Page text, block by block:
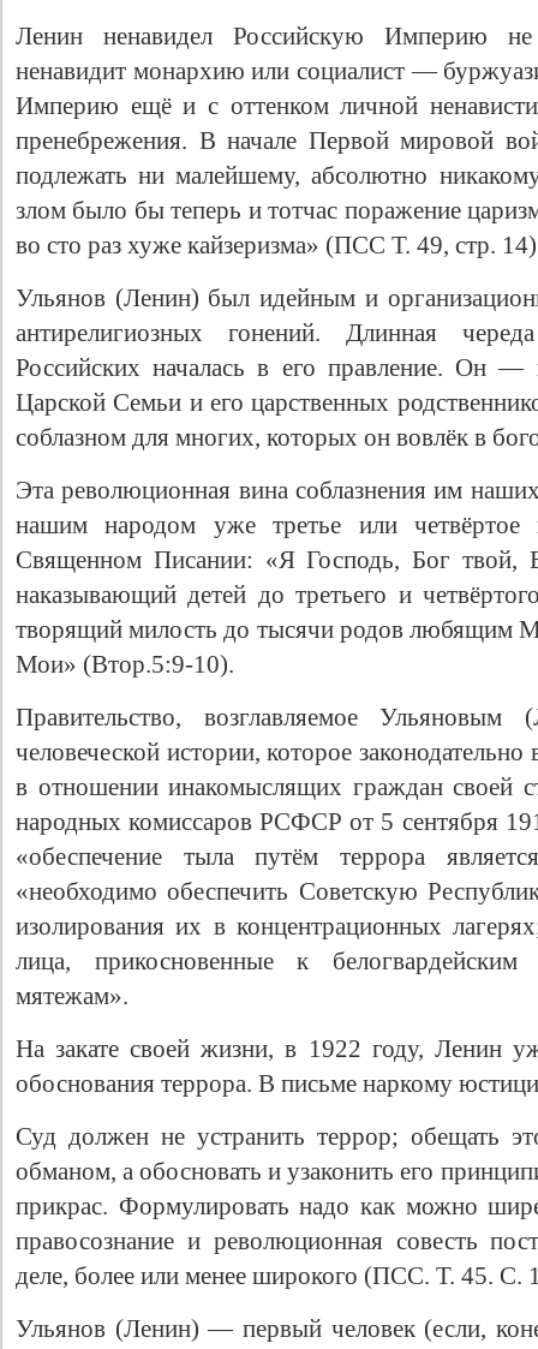
Ленин ненавидел Российскую Империю не
ненавидит монархию или социалист —
Империю ещё и с оттенком личной ненависти
пренебрежения. В начале Первой мировой
подлежать ни малейшему, абсолютно
злом было бы теперь и тотчас поражение
во сто раз хуже кайзеризма» (ПСС Т. 49, стр.
Ульянов (Ленин) был идейным и
антирелигиозных гонений. Длинная
Российских началась в его правление. Он —
Царской Семьи и его царственных
соблазном для многих, которых он вовлёк в
Эта революционная вина соблазнения им
нашим народом уже третье или четвёртое
Священном Писании: «Я Господь, Бог твой,
наказывающий детей до третьего и
творящий милость до тысячи родов любящим
Мои» (Втор.5:9-10).
Правительство, возглавляемое
человеческой истории, которое
в отношении инакомыслящих граждан своей
народных комиссаров РСФСР от 5 сентября
«обеспечение тыла путём террора
«необходимо обеспечить Советскую
изолирования их в концентрационных
лица, прикосновенные к белогвардейским
мятежам».
На закате своей жизни, в 1922 году, Ленин
обоснования террора. В письме наркому
Суд должен не устранить террор; обещать
обманом, а обосновать и узаконить его
прикрас. Формулировать надо как можно
правосознание и революционная совесть
деле, более или менее широкого (ПСС. Т. 45. С.
Ульянов (Ленин) — первый человек (если,